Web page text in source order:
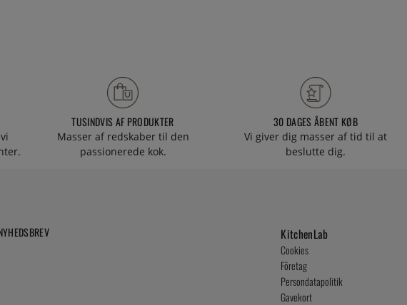
TUSINDVIS AF PRODUKTER
Masser af redskaber til den
passionerede kok.
30 DAGES ÅBENT KØB
Vi giver dig masser af tid til at
beslutte dig.
KitchenLab
Cookies
Företag
Persondatapolitik
Gavekort